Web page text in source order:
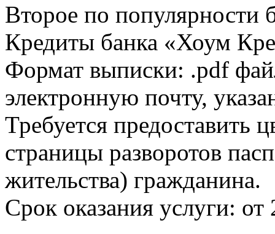
Второе по популярности
Кредиты банка «Хоум
Формат выписки: .pdf
электронную почту,
Требуется предоставить
страницы разворотов
жительства) гражданина.
Срок оказания услуги: от